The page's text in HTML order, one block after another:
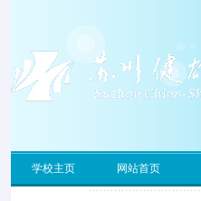
学校主页 网站首页